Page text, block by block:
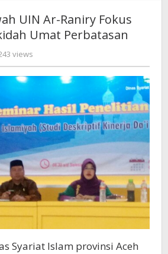
Ar-
Raniry
Akidah
Umat
UIN Ar-Raniry Fokus
Umat Perbatasan
views
Syariat Islam provinsi Aceh